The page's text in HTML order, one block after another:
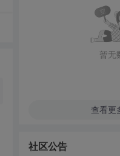
暂无
查看更
社区公告